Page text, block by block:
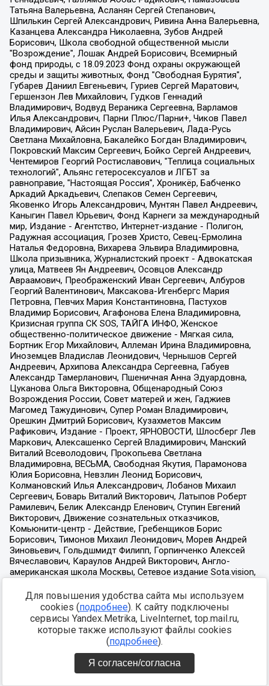
Для повышения удобства сайта мы используем
cookies (подробнее). К сайту подключены
сервисы Yandex.Metrika, LiveInternet, top.mail.ru,
которые также используют файлы cookies
(подробнее).
Я согласен/согласна